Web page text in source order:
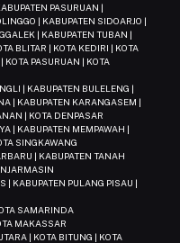
PASURUAN |
| KABUPATEN SIDOARJO |
| KABUPATEN TUBAN |
BLITAR | KOTA KEDIRI | KOTA
KOTA PASURUAN | KOTA
| KABUPATEN BULELENG |
| KABUPATEN KARANGASEM |
| KOTA DENPASAR
| KABUPATEN MEMPAWAH |
SINGKAWANG
| KABUPATEN TANAH
| KABUPATEN PULANG PISAU |
SAMARINDA
MAKASSAR
| KOTA BITUNG | KOTA